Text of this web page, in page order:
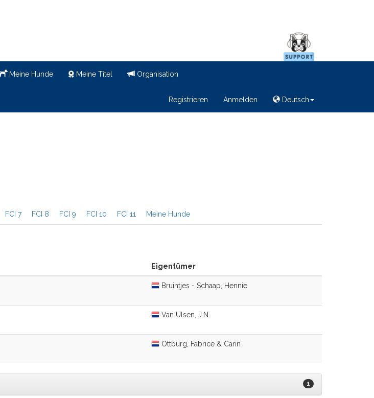
Meine Hunde Meine Titel Organisation
Registrieren Anmelden Deutsch
FCI 7 FCI 8 FCI 9 FCI 10 FCI 11 Meine Hunde
Eigentümer
Bruintjes - Schaap, Hennie
Van Ulsen, J.N.
Ottburg, Fabrice & Carin
1